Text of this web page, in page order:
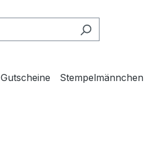
Gutscheine Stempelmännchen